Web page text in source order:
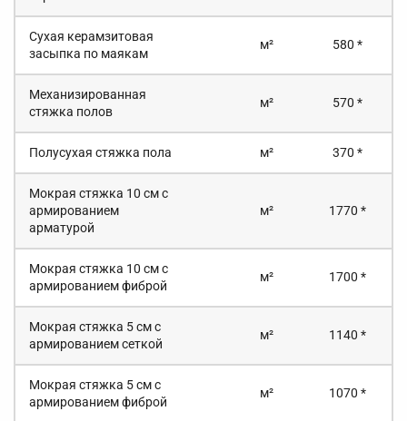
Сухая керамзитовая
засыпка по маякам
м² 580 *
Механизированная
стяжка полов
м² 570 *
Полусухая стяжка пола м² 370 *
Мокрая стяжка 10 см с
армированием
арматурой
м² 1770 *
Мокрая стяжка 10 см с
армированием фиброй
м² 1700 *
Мокрая стяжка 5 см с
армированием сеткой
м² 1140 *
Мокрая стяжка 5 см с
армированием фиброй
м² 1070 *